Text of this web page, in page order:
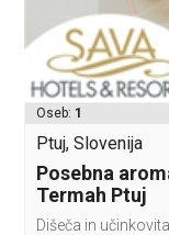
Oseb: 1
Ptuj, Slovenija
Posebna
Termah Ptuj
Dišeča in